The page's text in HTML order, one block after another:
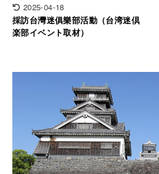
2025-04-18
採訪台灣迷俱樂部活動（台湾迷倶
楽部イベント取材）